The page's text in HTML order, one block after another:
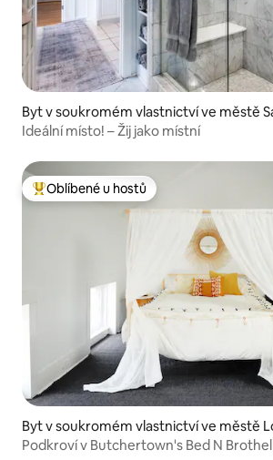
Byt v soukromém vlastnictví ve městě
Matthews
Ideální místo! – Žij jako místní
Nejlepší v kategorii Oblíbené u hostů
Oblíbené u hostů
Byt v soukromém vlastnictví ve městě
lle
Podkroví v Butchertown's Bed N Brothel